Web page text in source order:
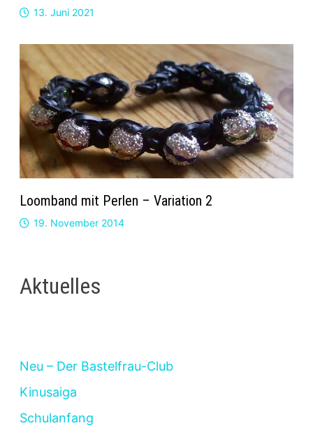
13. Juni 2021
Loomband mit Perlen – Variation 2
19. November 2014
Aktuelles
Neu – Der Bastelfrau-Club
Kinusaiga
Schulanfang